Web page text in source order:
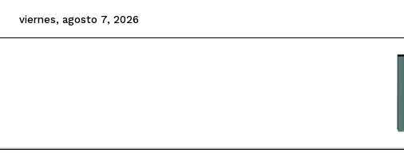
viernes, agosto 7, 2026